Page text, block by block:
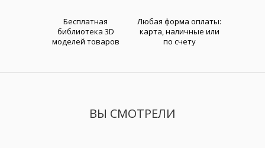
Бесплатная
библиотека 3D
моделей товаров
Любая форма оплаты:
карта, наличные или
по счету
ВЫ СМОТРЕЛИ